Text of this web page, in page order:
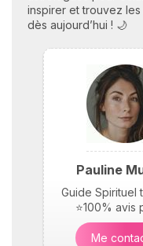
inspirer et trouvez
dès aujourd’hui ! 🌙
Pauline
Guide Spirituel
⭐100% avis
Me